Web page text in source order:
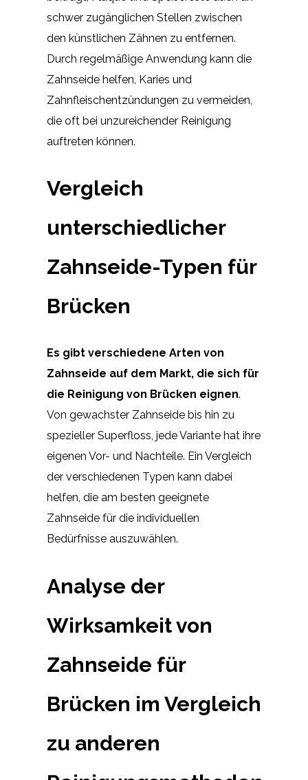
schwer zugänglichen Stellen zwischen
den künstlichen Zähnen zu entfernen.
Durch regelmäßige Anwendung kann die
Zahnseide helfen, Karies und
Zahnfleischentzündungen zu vermeiden,
die oft bei unzureichender Reinigung
auftreten können.
Vergleich
unterschiedlicher
Zahnseide-Typen für
Brücken
Es gibt verschiedene Arten von
Zahnseide auf dem Markt, die sich für
die Reinigung von Brücken eignen.
Von gewachster Zahnseide bis hin zu
spezieller Superfloss, jede Variante hat ihre
eigenen Vor- und Nachteile. Ein Vergleich
der verschiedenen Typen kann dabei
helfen, die am besten geeignete
Zahnseide für die individuellen
Bedürfnisse auszuwählen.
Analyse der
Wirksamkeit von
Zahnseide für
Brücken im Vergleich
zu anderen